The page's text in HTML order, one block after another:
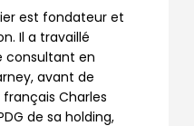
est fondateur et
Il a travaillé
consultant en
avant de
français Charles
de sa holding,